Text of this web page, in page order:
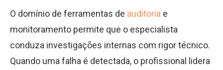
O domínio de ferramentas de auditoria e
monitoramento permite que o especialista
conduza investigações internas com rigor técnico.
Quando uma falha é detectada, o profissional lidera